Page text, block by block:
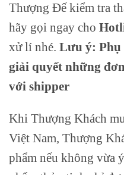
Thượng Đế kiểm tra
hãy gọi ngay cho
xử lí nhé. Lưu ý: Phụ
giải quyết những
với shipper
Khi Thượng Khách
Việt Nam, Thượng
phẩm nếu không vừa